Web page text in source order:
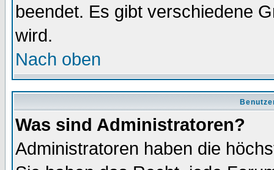
beendet. Es gibt verschiedene
wird.
Nach oben
Was sind Administratoren?
Administratoren haben die